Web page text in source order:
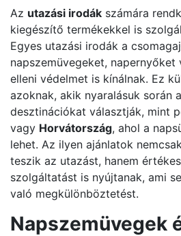
Az utazási irodák számára
kiegészítő termékekkel is
Egyes utazási irodák a
napszemüvegeket, napernyőket
elleni védelmet is kínálnak. Ez
azoknak, akik nyaralásuk során
desztinációkat választják, mint
vagy Horvátország, ahol a
lehet. Az ilyen ajánlatok
teszik az utazást, hanem
szolgáltatást is nyújtanak, ami
való megkülönböztetést.
Napszemüvegek